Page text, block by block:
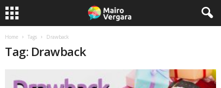
Home Tags Drawback
Tag: Drawback